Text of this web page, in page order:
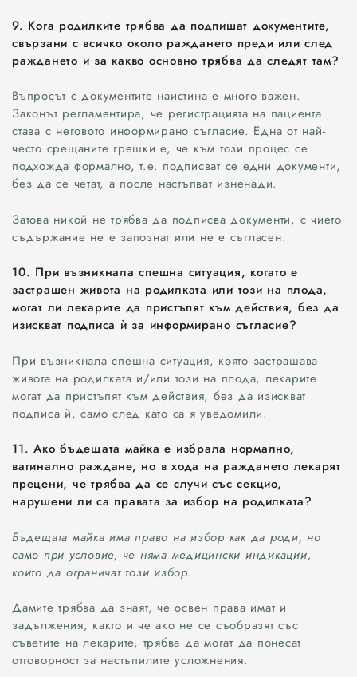
ИЗБРАНО
ОБЯВИ
9. Кога родилките трябва да подпишат документите,
свързани с всичко около раждането преди или след
раждането и за какво основно трябва да следят там?
Въпросът с документите наистина е много важен.
Законът регламентира, че регистрацията на пациента
става с неговото информирано съгласие. Една от най-
често срещаните грешки е, че към този процес се
подхожда формално, т.е. подписват се едни документи,
без да се четат, а после настъпват изненади.
Затова никой не трябва да подписва документи, с чието
съдържание не е запознат или не е съгласен.
10. При възникнала спешна ситуация, когато е
застрашен живота на родилката или този на плода,
могат ли лекарите да пристъпят към действия, без да
изискват подписа ѝ за информирано съгласие?
При възникнала спешна ситуация, която застрашава
живота на родилката и/или този на плода, лекарите
могат да пристъпят към действия, без да изискват
подписа ѝ, само след като са я уведомили.
11. Ако бъдещата майка е избрала нормално,
вагинално раждане, но в хода на раждането лекарят
прецени, че трябва да се случи със секцио,
нарушени ли са правата за избор на родилката?
Бъдещата майка има право на избор как да роди, но
само при условие, че няма медицински индикации,
които да ограничат този избор.
Дамите трябва да знаят, че освен права имат и
задължения, както и че ако не се съобразят със
съветите на лекарите, трябва да могат да понесат
отговорност за настъпилите усложнения.